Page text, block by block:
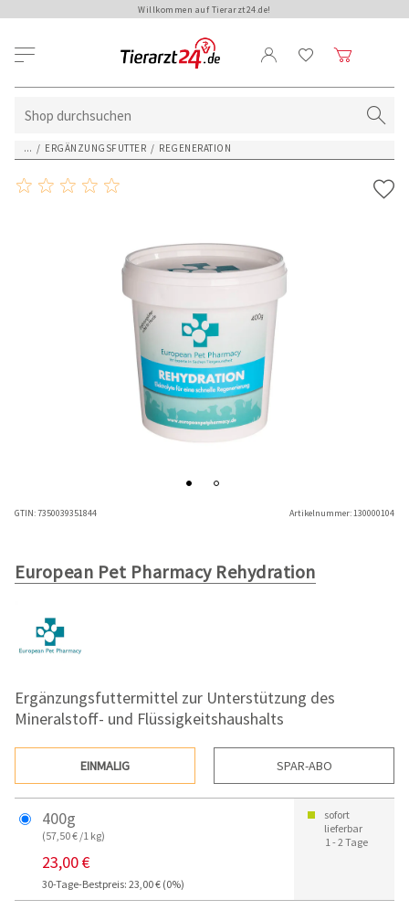
Willkommen auf Tierarzt24.de!
... / ERGÄNZUNGSFUTTER / REGENERATION
GTIN:7350039351844 Artikelnummer:130000104
European Pet Pharmacy Rehydration
Ergänzungsfuttermittel zur Unterstützung des
Mineralstoff- und Flüssigkeitshaushalts
EINMALIG SPAR-ABO
400g
(57,50 € /1 kg)
23,00 €
30-Tage-Bestpreis: 23,00 € (0%)
sofort
lieferbar
1 - 2 Tage